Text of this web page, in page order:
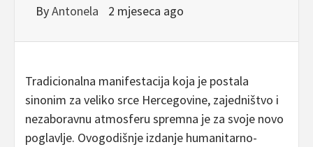
ByAntonela 2 mjeseca ago
Tradicionalna manifestacija koja je postala
sinonim za veliko srce Hercegovine, zajedništvo i
nezaboravnu atmosferu spremna je za svoje novo
poglavlje. Ovogodišnje izdanje humanitarno-